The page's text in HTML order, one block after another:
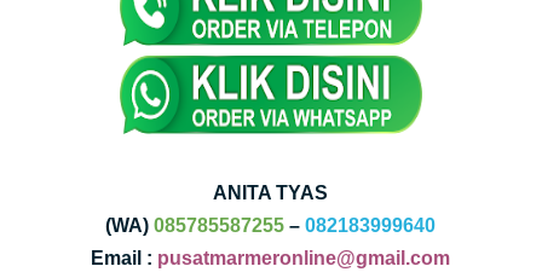
ANITA TYAS
(WA)085785587255 –082183999640
Email : pusatmarmeronline@gmail.com